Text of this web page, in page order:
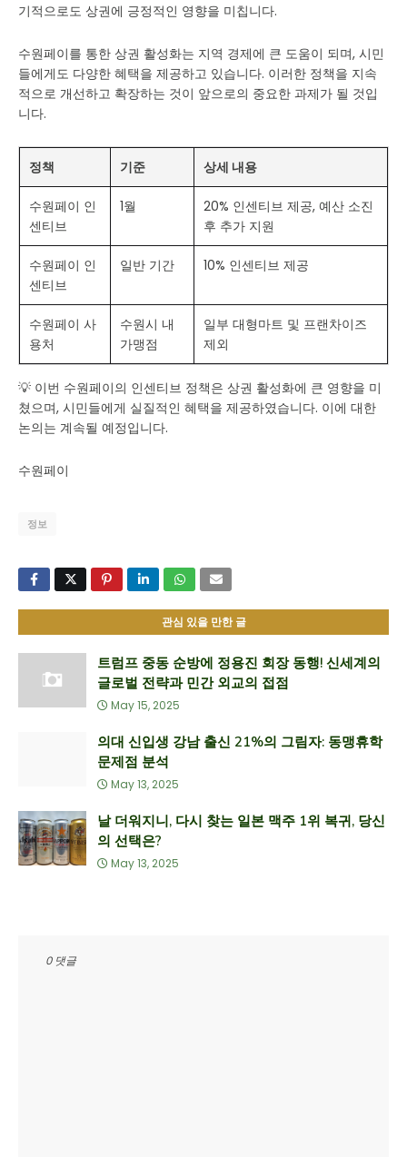
기적으로도 상권에 긍정적인 영향을 미칩니다.
수원페이를 통한 상권 활성화는 지역 경제에 큰 도움이 되며, 시민
들에게도 다양한 혜택을 제공하고 있습니다. 이러한 정책을 지속
적으로 개선하고 확장하는 것이 앞으로의 중요한 과제가 될 것입
니다.
정책 기준 상세 내용
수원페이 인
센티브
1월
20% 인센티브 제공, 예산 소진
후 추가 지원
수원페이 인
센티브
일반 기간 10% 인센티브 제공
수원페이 사
용처
수원시 내
가맹점
일부 대형마트 및 프랜차이즈
제외
💡 이번 수원페이의 인센티브 정책은 상권 활성화에 큰 영향을 미
쳤으며, 시민들에게 실질적인 혜택을 제공하였습니다. 이에 대한
논의는 계속될 예정입니다.
수원페이
정보
관심 있을 만한 글
트럼프 중동 순방에 정용진 회장 동행! 신세계의
글로벌 전략과 민간 외교의 접점
May 15, 2025
의대 신입생 강남 출신 21%의 그림자: 동맹휴학
문제점 분석
May 13, 2025
날 더워지니, 다시 찾는 일본 맥주 1위 복귀, 당신
의 선택은?
May 13, 2025
0 댓글